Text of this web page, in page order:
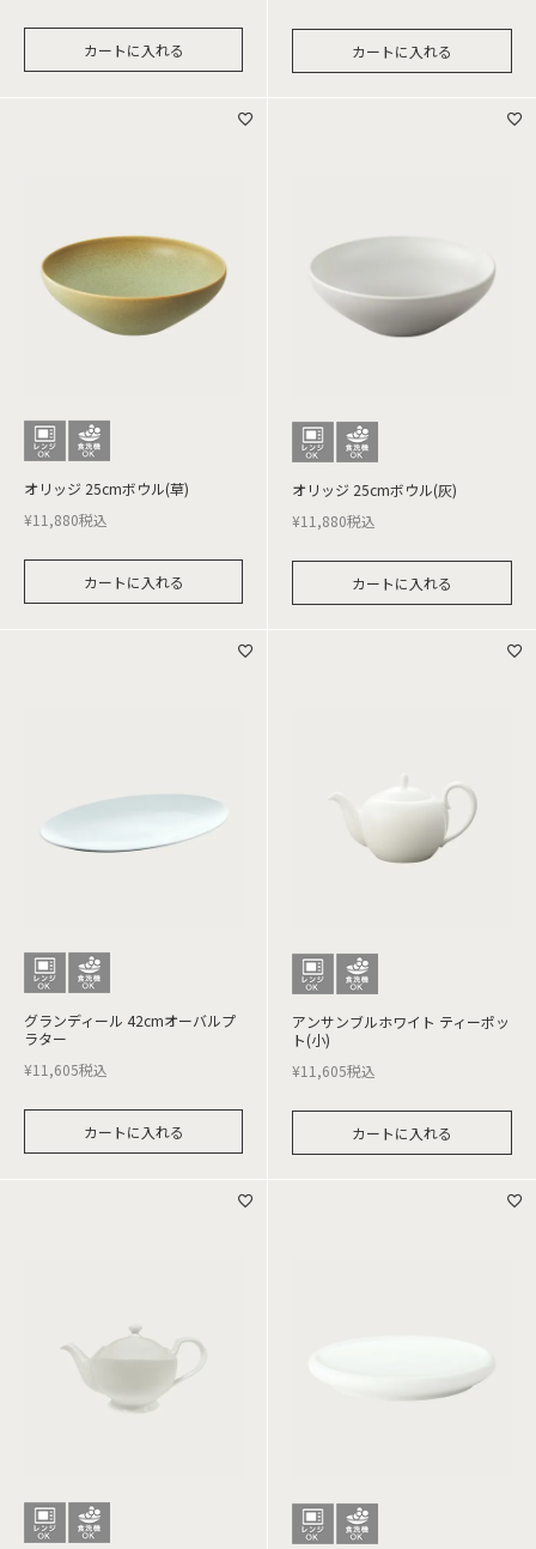
カートに入れる カートに入れる
オリッジ 25cmボウル(草)
¥11,880税込
カートに入れる
オリッジ 25cmボウル(灰)
¥11,880税込
カートに入れる
グランディール 42cmオーバルプ
ラター
¥11,605税込
カートに入れる
アンサンブルホワイト ティーポッ
ト(小)
¥11,605税込
カートに入れる